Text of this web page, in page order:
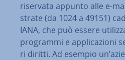
riservata appunto alle e-
stra­te (da 1024 a 49151)
IANA, che può essere
programmi e ap­pli­ca­zio­ni
ri diritti. Ad esempio